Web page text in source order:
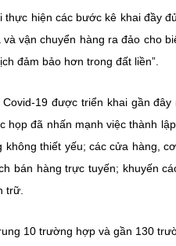
hiện các bước kê khai đầy
vận chuyển hàng ra đảo cho
đảm bảo hơn trong đất liền”.
19 được triển khai gần
họp đã nhấn mạnh việc thành
thiết yếu; các cửa hàng,
bán hàng trực tuyến; khuyến
trữ.
10 trường hợp và gần 130